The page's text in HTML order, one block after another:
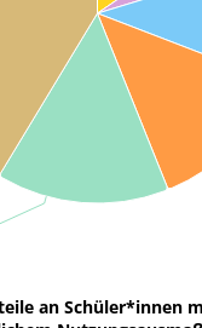
an Schüler*innen